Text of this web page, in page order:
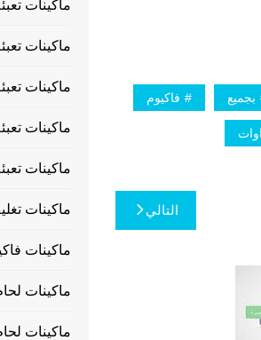
بجميع فاكيوم
التالي
ماكينات
ماكينات
ماكينات
ماكينات
ماكينات
ماكينات
ماكينات
ماكينات
ماكينات